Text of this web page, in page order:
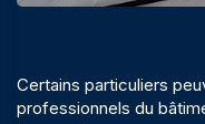
Certains particuliers
professionnels du